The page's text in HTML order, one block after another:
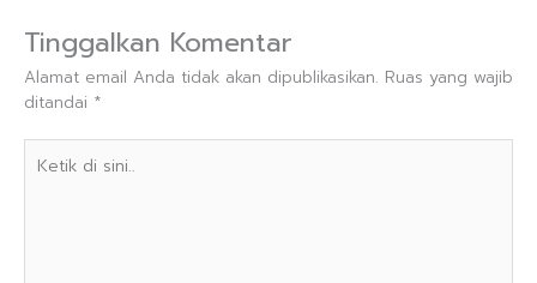
Tinggalkan Komentar
Alamat email Anda tidak akan dipublikasikan. Ruas yang wajib
ditandai *